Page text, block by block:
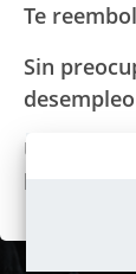
Te
Sin
Una
laboral